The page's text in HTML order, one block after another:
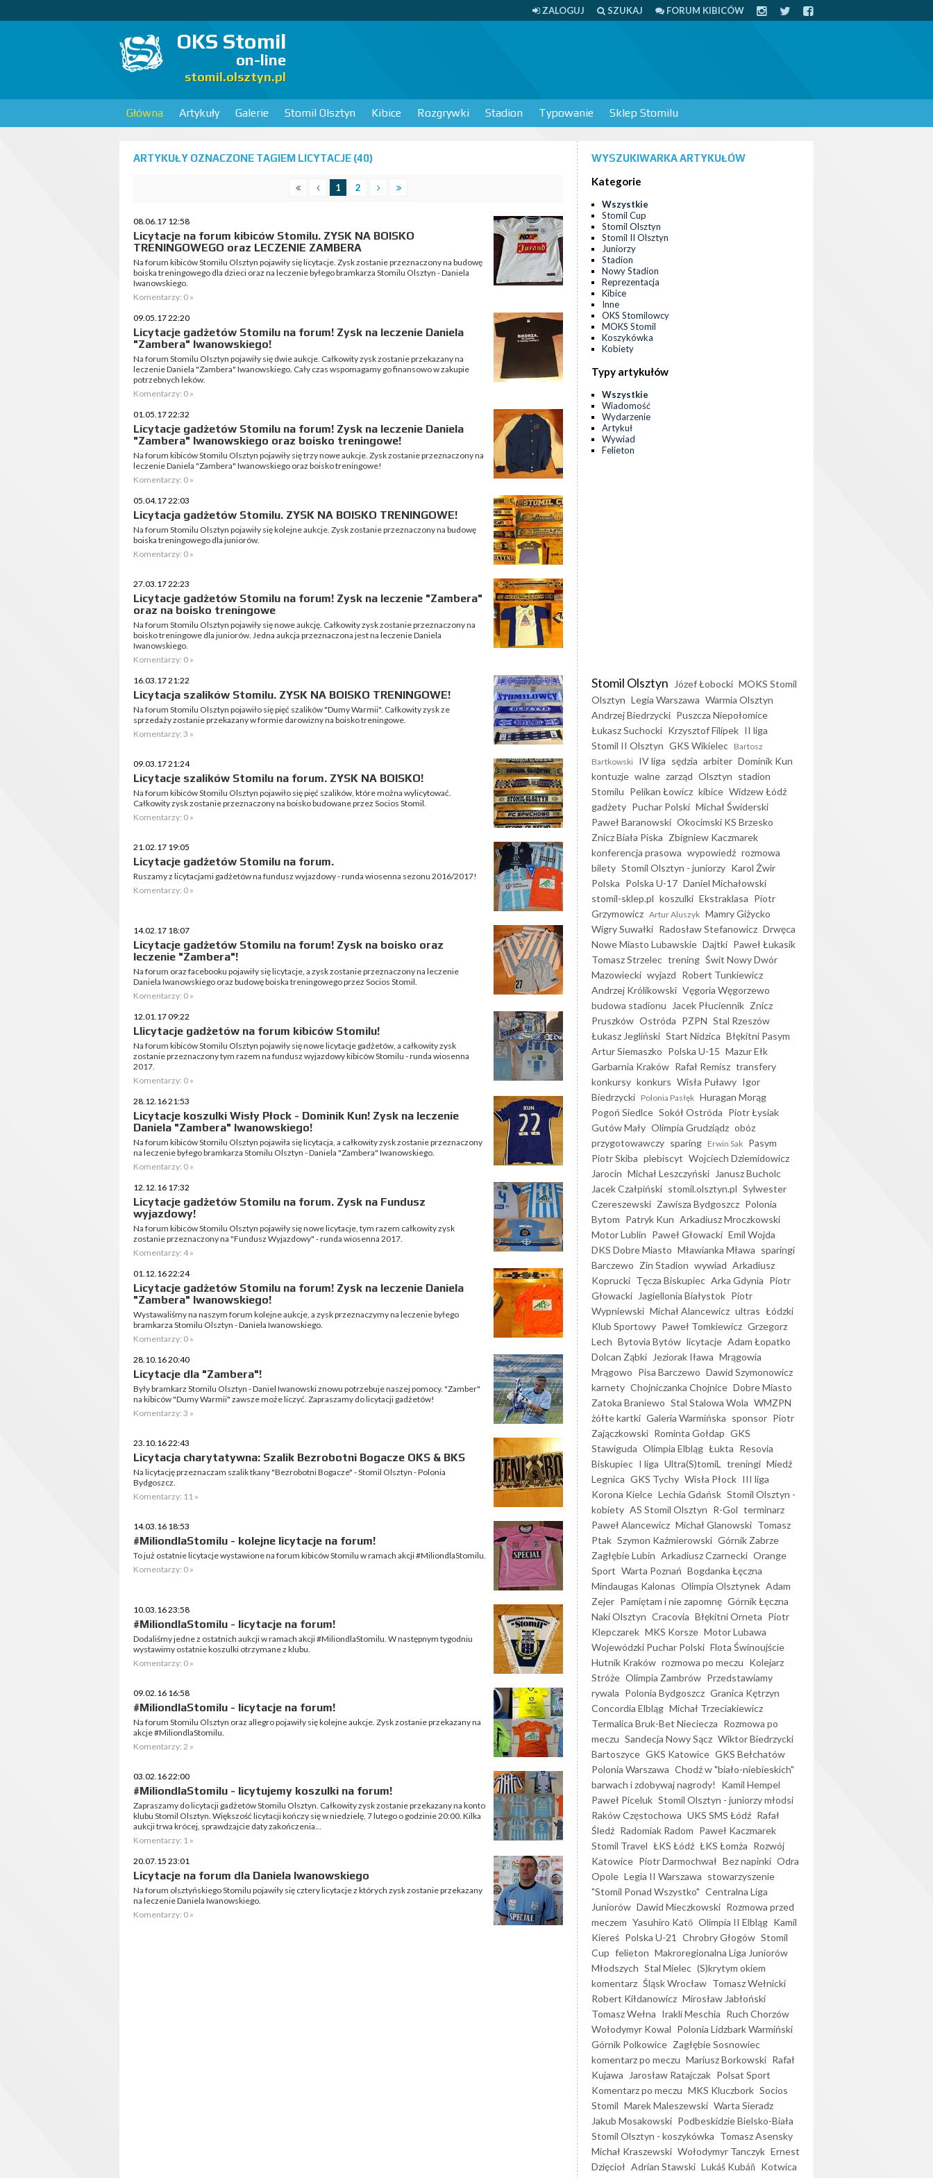
ZALOGUJ SZUKAJ FORUM KIBICÓW
OKS Stomil
on-line
stomil.olsztyn.pl
Główna Artykuły Galerie Stomil Olsztyn Kibice Rozgrywki Stadion Typowanie Sklep Stomilu
ARTYKUŁY OZNACZONE TAGIEM LICYTACJE (40)
1 2
08.06.17 12:58
Licytacje na forum kibiców Stomilu. ZYSK NA BOISKO
TRENINGOWEGO oraz LECZENIE ZAMBERA
Na forum kibiców Stomilu Olsztyn pojawiły się licytacje. Zysk zostanie przeznaczony na budowę
boiska treningowego dla dzieci oraz na leczenie byłego bramkarza Stomilu Olsztyn - Daniela
Iwanowskiego.
Komentarzy: 0 »
09.05.17 22:20
Licytacje gadżetów Stomilu na forum! Zysk na leczenie Daniela
"Zambera" Iwanowskiego!
Na forum Stomilu Olsztyn pojawiły się dwie aukcje. Całkowity zysk zostanie przekazany na
leczenie Daniela "Zambera" Iwanowskiego. Cały czas wspomagamy go finansowo w zakupie
potrzebnych leków.
Komentarzy: 0 »
01.05.17 22:32
Licytacje gadżetów Stomilu na forum! Zysk na leczenie Daniela
"Zambera" Iwanowskiego oraz boisko treningowe!
Na forum kibiców Stomilu Olsztyn pojawiły się trzy nowe aukcje. Zysk zostanie przeznaczony na
leczenie Daniela "Zambera" Iwanowskiego oraz boisko treningowe!
Komentarzy: 0 »
05.04.17 22:03
Licytacja gadżetów Stomilu. ZYSK NA BOISKO TRENINGOWE!
Na forum Stomilu Olsztyn pojawiły się kolejne aukcje. Zysk zostanie przeznaczony na budowę
boiska treningowego dla juniorów.
Komentarzy: 0 »
27.03.17 22:23
Licytacje gadżetów Stomilu na forum! Zysk na leczenie "Zambera"
oraz na boisko treningowe
Na forum Stomilu Olsztyn pojawiły się nowe aukcję. Całkowity zysk zostanie przeznaczony na
boisko treningowe dla juniorów. Jedna aukcja przeznaczona jest na leczenie Daniela
Iwanowskiego.
Komentarzy: 0 »
16.03.17 21:22
Licytacja szalików Stomilu. ZYSK NA BOISKO TRENINGOWE!
Na forum Stomilu Olsztyn pojawiło się pięć szalików "Dumy Warmii". Całkowity zysk ze
sprzedaży zostanie przekazany w formie darowizny na boisko treningowe.
Komentarzy: 3 »
09.03.17 21:24
Licytacje szalików Stomilu na forum. ZYSK NA BOISKO!
Na forum kibiców Stomilu Olsztyn pojawiło się pięć szalików, które można wylicytować.
Całkowity zysk zostanie przeznaczony na boisko budowane przez Socios Stomil.
Komentarzy: 0 »
21.02.17 19:05
Licytacje gadżetów Stomilu na forum.
Ruszamy z licytacjami gadżetów na fundusz wyjazdowy - runda wiosenna sezonu 2016/2017!
Komentarzy: 0 »
14.02.17 18:07
Licytacje gadżetów Stomilu na forum! Zysk na boisko oraz
leczenie "Zambera"!
Na forum oraz facebooku pojawiły się licytacje, a zysk zostanie przeznaczony na leczenie
Daniela Iwanowskiego oraz budowę boiska treningowego przez Socios Stomil.
Komentarzy: 0 »
12.01.17 09:22
Llicytacje gadżetów na forum kibiców Stomilu!
Na forum kibiców Stomilu Olsztyn pojawiły się nowe licytacje gadżetów, a całkowity zysk
zostanie przeznaczony tym razem na fundusz wyjazdowy kibiców Stomilu - runda wiosenna
2017.
Komentarzy: 0 »
28.12.16 21:53
Licytacje koszulki Wisły Płock - Dominik Kun! Zysk na leczenie
Daniela "Zambera" Iwanowskiego!
Na forum kibiców Stomilu Olsztyn pojawiła się licytacja, a całkowity zysk zostanie przeznaczony
na leczenie byłego bramkarza Stomilu Olsztyn - Daniela "Zambera" Iwanowskiego.
Komentarzy: 0 »
12.12.16 17:32
Licytacje gadżetów Stomilu na forum. Zysk na Fundusz
wyjazdowy!
Na forum kibiców Stomilu Olsztyn pojawiły się nowe licytacje, tym razem całkowity zysk
zostanie przeznaczony na "Fundusz Wyjazdowy" - runda wiosenna 2017.
Komentarzy: 4 »
01.12.16 22:24
Licytacje gadżetów Stomilu na forum! Zysk na leczenie Daniela
"Zambera" Iwanowskiego!
Wystawaliśmy na naszym forum kolejne aukcje, a zysk przeznaczymy na leczenie byłego
bramkarza Stomilu Olsztyn - Daniela Iwanowskiego.
Komentarzy: 0 »
28.10.16 20:40
Licytacje dla "Zambera"!
Były bramkarz Stomilu Olsztyn - Daniel Iwanowski znowu potrzebuje naszej pomocy. "Zamber"
na kibiców "Dumy Warmii" zawsze może liczyć. Zapraszamy do licytacji gadżetów!
Komentarzy: 3 »
23.10.16 22:43
Licytacja charytatywna: Szalik Bezrobotni Bogacze OKS & BKS
Na licytację przeznaczam szalik tkany "Bezrobotni Bogacze" - Stomil Olsztyn - Polonia
Bydgoszcz.
Komentarzy: 11 »
14.03.16 18:53
#MiliondlaStomilu - kolejne licytacje na forum!
To już ostatnie licytacje wystawione na forum kibiców Stomilu w ramach akcji #MiliondlaStomilu.
Komentarzy: 0 »
10.03.16 23:58
#MiliondlaStomilu - licytacje na forum!
Dodaliśmy jedne z ostatnich aukcji w ramach akcji #MiliondlaStomilu. W następnym tygodniu
wystawimy ostatnie koszulki otrzymane z klubu.
Komentarzy: 0 »
09.02.16 16:58
#MiliondlaStomilu - licytacje na forum!
Na forum Stomilu Olsztyn oraz allegro pojawiły się kolejne aukcje. Zysk zostanie przekazany na
akcje #MiliondlaStomilu.
Komentarzy: 2 »
03.02.16 22:00
#MiliondlaStomilu - licytujemy koszulki na forum!
Zapraszamy do licytacji gadżetów Stomilu Olsztyn. Całkowity zysk zostanie przekazany na konto
klubu Stomil Olsztyn. Większość licytacji kończy się w niedzielę, 7 lutego o godzinie 20:00. Kilka
aukcji trwa krócej, sprawdzajcie daty zakończenia...
Komentarzy: 1 »
20.07.15 23:01
Licytacje na forum dla Daniela Iwanowskiego
Na forum olsztyńskiego Stomilu pojawiły się cztery licytacje z których zysk zostanie przekazany
na leczenie Daniela Iwanowskiego.
Komentarzy: 0 »
WYSZUKIWARKA ARTYKUŁÓW
Kategorie
Wszystkie
Stomil Cup
Stomil Olsztyn
Stomil II Olsztyn
Juniorzy
Stadion
Nowy Stadion
Reprezentacja
Kibice
Inne
OKS Stomilowcy
MOKS Stomil
Koszykówka
Kobiety
Typy artykułów
Wszystkie
Wiadomość
Wydarzenie
Artykuł
Wywiad
Felieton
Stomil Olsztyn Józef Łobocki MOKS Stomil
Olsztyn Legia Warszawa Warmia Olsztyn
Andrzej Biedrzycki Puszcza Niepołomice
Łukasz Suchocki Krzysztof Filipek II liga
Stomil II Olsztyn GKS Wikielec Bartosz
Bartkowski IV liga sędzia arbiter Dominik Kun
kontuzje walne zarząd Olsztyn stadion
Stomilu Pelikan Łowicz kibice Widzew Łódź
gadżety Puchar Polski Michał Świderski
Paweł Baranowski Okocimski KS Brzesko
Znicz Biała Piska Zbigniew Kaczmarek
konferencja prasowa wypowiedź rozmowa
bilety Stomil Olsztyn - juniorzy Karol Żwir
Polska Polska U-17 Daniel Michałowski
stomil-sklep.pl koszulki Ekstraklasa Piotr
Grzymowicz Artur Aluszyk Mamry Giżycko
Wigry Suwałki Radosław Stefanowicz Drwęca
Nowe Miasto Lubawskie Dajtki Paweł Łukasik
Tomasz Strzelec trening Świt Nowy Dwór
Mazowiecki wyjazd Robert Tunkiewicz
Andrzej Królikowski Vęgoria Węgorzewo
budowa stadionu
Jacek Płuciennik Znicz
Pruszków Ostróda PZPN Stal Rzeszów
Łukasz Jegliński Start Nidzica Błękitni Pasym
Artur Siemaszko Polska U-15 Mazur Ełk
Garbarnia Kraków Rafał Remisz transfery
konkursy konkurs Wisła Puławy Igor
Biedrzycki Polonia Pasłęk Huragan Morąg
Pogoń Siedlce Sokół Ostróda Piotr Łysiak
Gutów Mały Olimpia Grudziądz obóz
przygotowawczy sparing Erwin Sak Pasym
Piotr Skiba plebiscyt Wojciech Dziemidowicz
Jarocin Michał Leszczyński
Janusz Bucholc
Jacek Czałpiński stomil.olsztyn.pl Sylwester
Czereszewski Zawisza Bydgoszcz Polonia
Bytom Patryk Kun Arkadiusz Mroczkowski
Motor Lublin Paweł Głowacki Emil Wojda
DKS Dobre Miasto Mławianka Mława sparingi
Barczewo Zin Stadion wywiad Arkadiusz
Koprucki Tęcza Biskupiec Arka Gdynia Piotr
Głowacki
Jagiellonia Białystok Piotr
Wypniewski Michał Alancewicz ultras Łódzki
Klub Sportowy Paweł Tomkiewicz Grzegorz
Lech Bytovia Bytów licytacje Adam Łopatko
Dolcan Ząbki
Jeziorak Iława Mrągowia
Mrągowo Pisa Barczewo Dawid Szymonowicz
karnety Chojniczanka Chojnice Dobre Miasto
Zatoka Braniewo Stal Stalowa Wola WMZPN
żółte kartki Galeria Warmińska sponsor Piotr
Zajączkowski Rominta Gołdap GKS
Stawiguda Olimpia Elbląg Łukta Resovia
Biskupiec I liga Ultra(S)tomiL treningi Miedź
Legnica GKS Tychy Wisła Płock III liga
Korona Kielce Lechia Gdańsk Stomil Olsztyn -
kobiety AS Stomil Olsztyn R-Gol terminarz
Paweł Alancewicz Michał Glanowski Tomasz
Ptak Szymon Kaźmierowski Górnik Zabrze
Zagłębie Lubin Arkadiusz Czarnecki Orange
Sport Warta Poznań Bogdanka Łęczna
Mindaugas Kalonas Olimpia Olsztynek Adam
Zejer Pamiętam i nie zapomnę Górnik Łęczna
Naki Olsztyn Cracovia Błękitni Orneta Piotr
Klepczarek MKS Korsze Motor Lubawa
Wojewódzki Puchar Polski Flota Świnoujście
Hutnik Kraków rozmowa po meczu Kolejarz
Stróże Olimpia Zambrów Przedstawiamy
rywala Polonia Bydgoszcz Granica Kętrzyn
Concordia Elbląg Michał Trzeciakiewicz
Termalica Bruk-Bet Nieciecza Rozmowa po
meczu Sandecja Nowy Sącz Wiktor Biedrzycki
Bartoszyce GKS Katowice GKS Bełchatów
Polonia Warszawa Chodź w "biało-niebieskich"
barwach i zdobywaj nagrody!
Kamil Hempel
Paweł Piceluk Stomil Olsztyn - juniorzy młodsi
Raków Częstochowa UKS SMS Łódź Rafał
Śledź Radomiak Radom Paweł Kaczmarek
Stomil Travel ŁKS Łódź ŁKS Łomża Rozwój
Katowice Piotr Darmochwał Bez napinki Odra
Opole Legia II Warszawa stowarzyszenie
"Stomil Ponad Wszystko" Centralna Liga
Juniorów Dawid Mieczkowski Rozmowa przed
meczem Yasuhiro Katō Olimpia II Elbląg Kamil
Kiereś Polska U-21 Chrobry Głogów Stomil
Cup felieton Makroregionalna Liga Juniorów
Młodszych Stal Mielec (S)krytym okiem
komentarz Śląsk Wrocław Tomasz Wełnicki
Robert Kiłdanowicz Mirosław Jabłoński
Tomasz Wełna Irakli Meschia Ruch Chorzów
Wołodymyr Kowal Polonia Lidzbark Warmiński
Górnik Polkowice Zagłębie Sosnowiec
komentarz po meczu Mariusz Borkowski Rafał
Kujawa
Jarosław Ratajczak Polsat Sport
Komentarz po meczu MKS Kluczbork Socios
Stomil Marek Maleszewski Warta Sieradz
Jakub Mosakowski Podbeskidzie Bielsko-Biała
Stomil Olsztyn - koszykówka Tomasz Asensky
Michał Kraszewski Wołodymyr Tanczyk Ernest
Dzięcioł Adrian Stawski Lukáš Kubáň Kotwica